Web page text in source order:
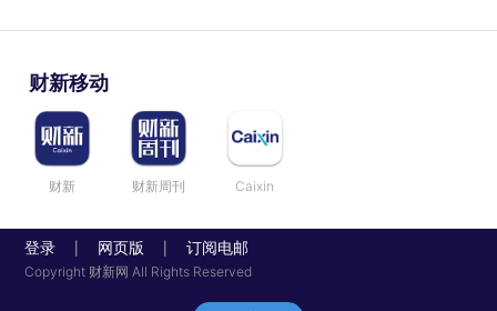
财新移动
财新 财新周刊 Caixin
登录 网页版 订阅电邮
Copyright 财新网 All Rights Reserved